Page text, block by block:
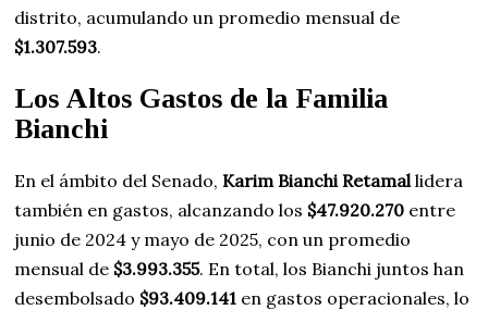
distrito, acumulando un promedio mensual de
$1.307.593.
Los Altos Gastos de la Familia
Bianchi
En el ámbito del Senado,Karim Bianchi Retamallidera
también en gastos, alcanzando los $47.920.270 entre
junio de 2024 y mayo de 2025, con un promedio
mensual de $3.993.355. En total, los Bianchi juntos han
desembolsado $93.409.141 en gastos operacionales, lo